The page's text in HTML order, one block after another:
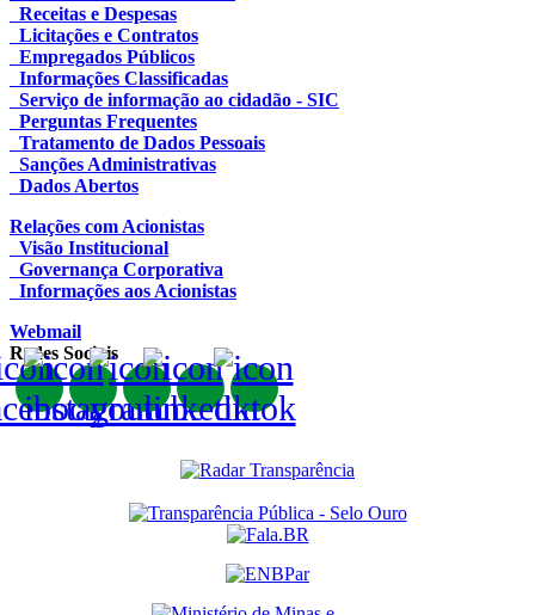
Receitas e Despesas
Licitações e Contratos
Empregados Públicos
Informações Classificadas
Serviço de informação ao cidadão - SIC
Perguntas Frequentes
Tratamento de Dados Pessoais
Sanções Administrativas
Dados Abertos
Relações com Acionistas
Visão Institucional
Governança Corporativa
Informações aos Acionistas
Webmail
Redes Sociais